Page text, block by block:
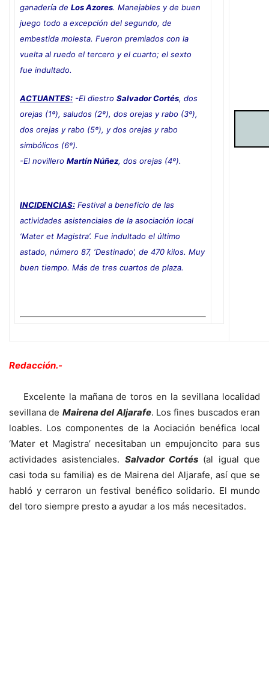
ganadería de Los Azores. Manejables y de buen
juego todo a excepción del segundo, de
embestida molesta. Fueron premiados con la
vuelta al ruedo el tercero y el cuarto; el sexto
fue indultado.
ACTUANTES: -El diestro Salvador Cortés, dos
orejas (1º), saludos (2º), dos orejas y rabo (3º),
dos orejas y rabo (5º), y dos orejas y rabo
simbólicos (6º).
-El novillero Martín Núñez, dos orejas (4º).
INCIDENCIAS: Festival a beneficio de las
actividades asistenciales de la asociación local
‘Mater et Magistra’. Fue indultado el último
astado, número 87, ‘Destinado’, de 470 kilos. Muy
buen tiempo. Más de tres cuartos de plaza.
Redacción.-
Excelente la mañana de toros en la sevillana localidad
sevillana de Mairena del Aljarafe. Los fines buscados eran
loables. Los componentes de la Aociación benéfica local
‘Mater et Magistra’ necesitaban un empujoncito para sus
actividades asistenciales. Salvador Cortés (al igual que
casi toda su familia) es de Mairena del Aljarafe, así que se
habló y cerraron un festival benéfico solidario. El mundo
del toro siempre presto a ayudar a los más necesitados.